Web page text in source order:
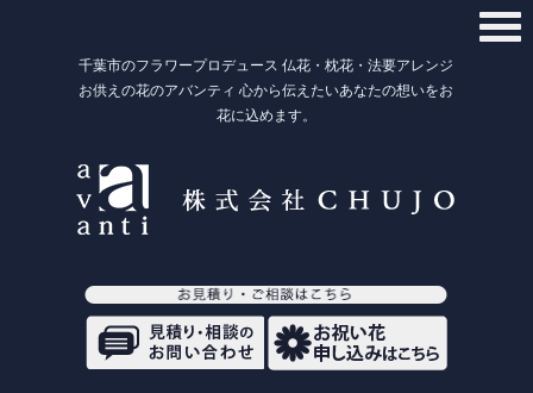
千葉市のフラワープロデュース 仏花・枕花・法要アレンジ
お供えの花のアバンティ 心から伝えたいあなたの想いをお
花に込めます。